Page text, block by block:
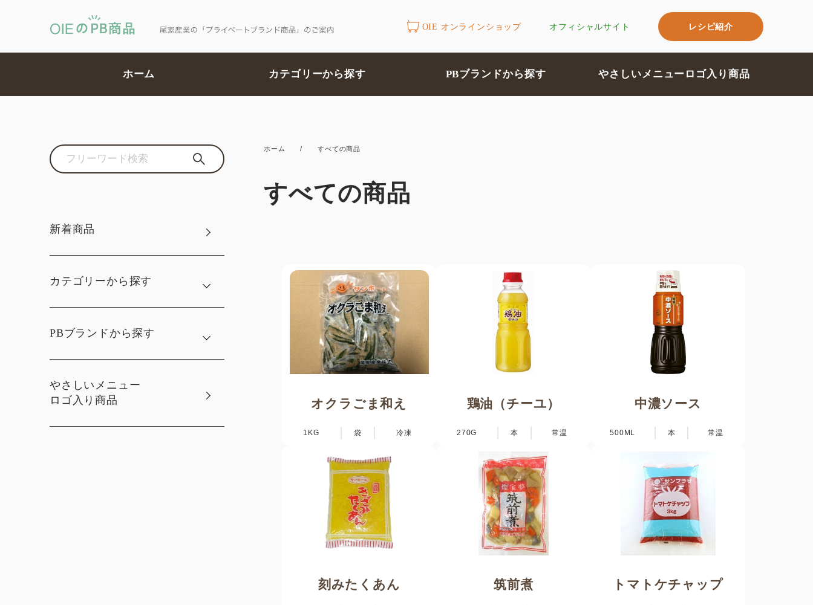
OIE オンラインショップ オフィシャルサイト レシピ紹介
ホーム カテゴリーから探す PBブランドから探す やさしいメニューロゴ入り商品
新着商品
カテゴリーから探す
PBブランドから探す
やさしいメニュー
ロゴ入り商品
ホーム / すべての商品
すべての商品
オクラごま和え
1KG 袋 冷凍
鶏油（チーユ）
270G 本 常温
中濃ソース
500ML 本 常温
刻みたくあん 筑前煮 トマトケチャップ